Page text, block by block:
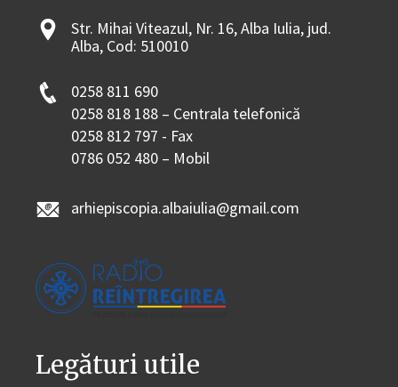
Str. Mihai Viteazul, Nr. 16, Alba Iulia, jud.
Alba, Cod: 510010
0258 811 690
0258 818 188 – Centrala telefonică
0258 812 797 - Fax
0786 052 480 – Mobil
arhiepiscopia.albaiulia@gmail.com
Legături utile